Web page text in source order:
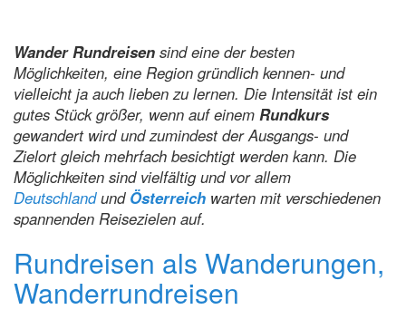
Wander Rundreisen sind eine der besten
Möglichkeiten, eine Region gründlich kennen- und
vielleicht ja auch lieben zu lernen. Die Intensität ist ein
gutes Stück größer, wenn auf einem Rundkurs
gewandert wird und zumindest der Ausgangs- und
Zielort gleich mehrfach besichtigt werden kann. Die
Möglichkeiten sind vielfältig und vor allem
Deutschlandund Österreich warten mit verschiedenen
spannenden Reisezielen auf.
Rundreisen als Wanderungen,
Wanderrundreisen